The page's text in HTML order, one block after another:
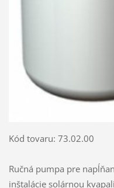
Kód tovaru: 73.02.00
Ručná pumpa pre
inštalácie solárnou